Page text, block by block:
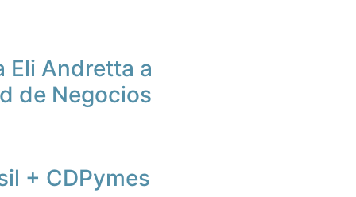
Eli Andretta a
de Negocios
+ CDPymes